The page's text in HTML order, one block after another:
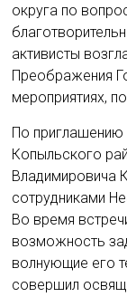
округа по
активисты
Преображения
мероприятиях,
По
Копыльского
Владимировича
сотрудниками
Во время
возможность
волнующие его
совершил